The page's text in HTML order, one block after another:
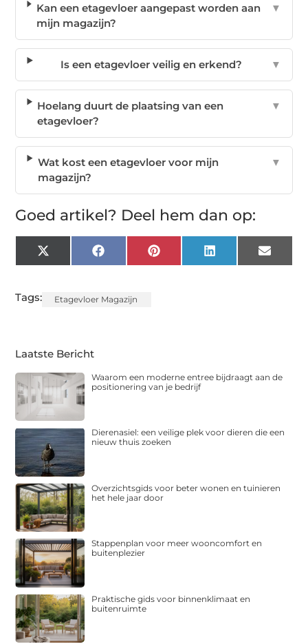
Kan een etagevloer aangepast worden aan
mijn magazijn?
▼
Is een etagevloer veilig en erkend? ▼
Hoelang duurt de plaatsing van een
etagevloer?
▼
Wat kost een etagevloer voor mijn
magazijn?
▼
Goed artikel? Deel hem dan op:
X
(Twitter)
FacebookPinterest LinkedIn Email
Tags: Etagevloer Magazijn
Laatste Bericht
Waarom een moderne entree bijdraagt aan de
positionering van je bedrijf
Dierenasiel: een veilige plek voor dieren die een
nieuw thuis zoeken
Overzichtsgids voor beter wonen en tuinieren
het hele jaar door
Stappenplan voor meer wooncomfort en
buitenplezier
Praktische gids voor binnenklimaat en
buitenruimte